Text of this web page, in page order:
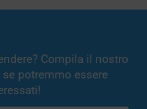
Compila il nostro
potremmo essere